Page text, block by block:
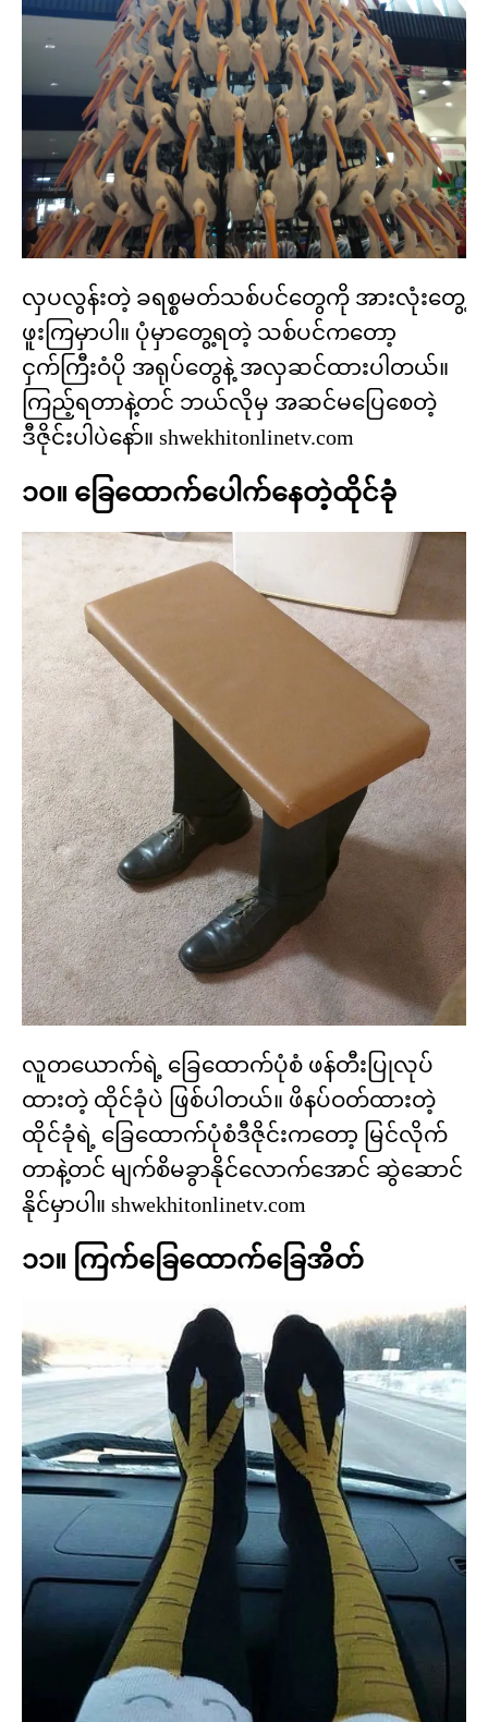
လှပလွန်းတဲ့ ခရစ္စမတ်သစ်ပင်တွေကို အားလုံးတွေ့
ဖူးကြမှာပါ။ ပုံမှာတွေ့ရတဲ့ သစ်ပင်ကတော့
ငှက်ကြီးဝံပို အရုပ်တွေနဲ့ အလှဆင်ထားပါတယ်။
ကြည့်ရတာနဲ့တင် ဘယ်လိုမှ အဆင်မပြေစေတဲ့
ဒီဇိုင်းပါပဲနော်။ shwekhitonlinetv.com
၁၀။ ခြေထောက်ပေါက်နေတဲ့ထိုင်ခုံ
လူတယောက်ရဲ့ ခြေထောက်ပုံစံ ဖန်တီးပြုလုပ်
ထားတဲ့ ထိုင်ခုံပဲ ဖြစ်ပါတယ်။​ ဖိနပ်ဝတ်ထားတဲ့
ထိုင်ခုံရဲ့ ခြေထောက်ပုံစံဒီဇိုင်းကတော့ မြင်လိုက်
တာနဲ့တင် မျက်စိမခွာနိုင်လောက်အောင် ဆွဲဆောင်
နိုင်မှာပါ။ shwekhitonlinetv.com
၁၁။ ကြက်ခြေထောက်ခြေအိတ်